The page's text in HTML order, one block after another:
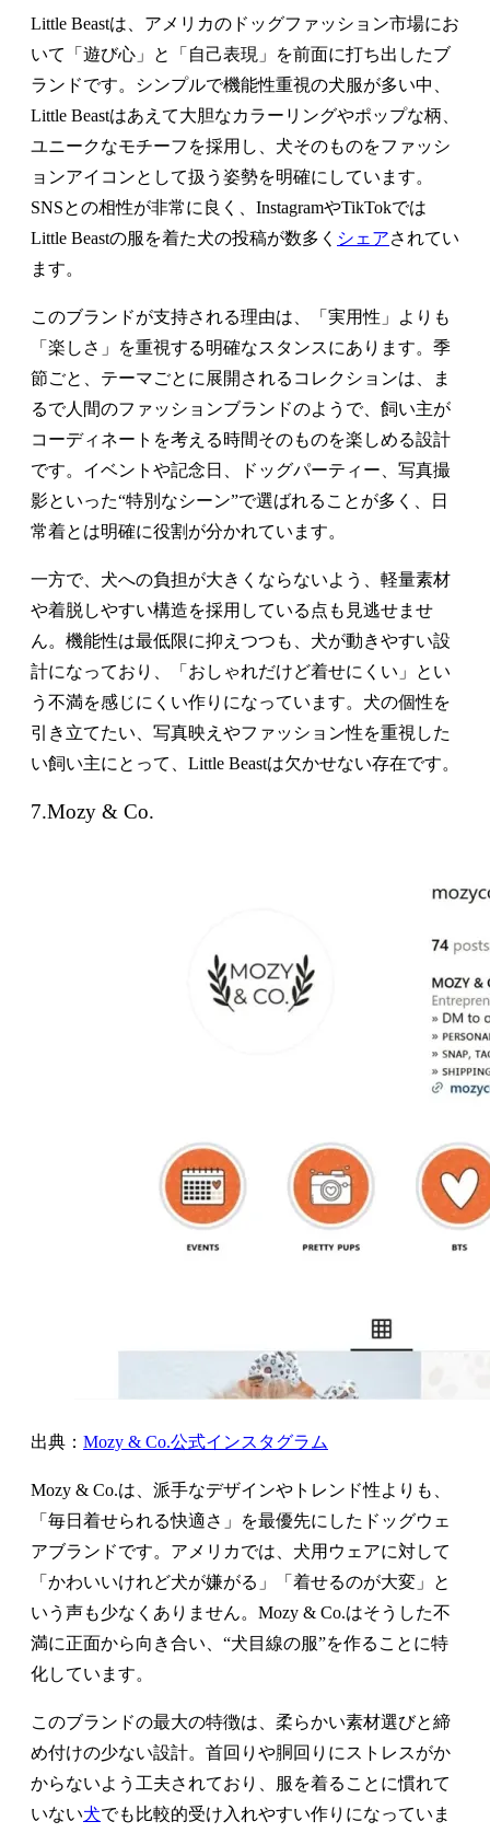
Little Beastは、アメリカのドッグファッション市場にお
いて「遊び心」と「自己表現」を前面に打ち出したブ
ランドです。シンプルで機能性重視の犬服が多い中、
Little Beastはあえて大胆なカラーリングやポップな柄、
ユニークなモチーフを採用し、犬そのものをファッシ
ョンアイコンとして扱う姿勢を明確にしています。
SNSとの相性が非常に良く、InstagramやTikTokでは
Little Beastの服を着た犬の投稿が数多く シェアされてい
ます。
このブランドが支持される理由は、「実用性」よりも
「楽しさ」を重視する明確なスタンスにあります。季
節ごと、テーマごとに展開されるコレクションは、ま
るで人間のファッションブランドのようで、飼い主が
コーディネートを考える時間そのものを楽しめる設計
です。イベントや記念日、ドッグパーティー、写真撮
影といった“特別なシーン”で選ばれることが多く、日
常着とは明確に役割が分かれています。
一方で、犬への負担が大きくならないよう、軽量素材
や着脱しやすい構造を採用している点も見逃せませ
ん。機能性は最低限に抑えつつも、犬が動きやすい設
計になっており、「おしゃれだけど着せにくい」とい
う不満を感じにくい作りになっています。犬の個性を
引き立てたい、写真映えやファッション性を重視した
い飼い主にとって、Little Beastは欠かせない存在です。
7.Mozy & Co.
出典： Mozy & Co.公式インスタグラム
Mozy & Co.は、派手なデザインやトレンド性よりも、
「毎日着せられる快適さ」を最優先にしたドッグウェ
アブランドです。アメリカでは、犬用ウェアに対して
「かわいいけれど犬が嫌がる」「着せるのが大変」と
いう声も少なくありません。Mozy & Co.はそうした不
満に正面から向き合い、“犬目線の服”を作ることに特
化しています。
このブランドの最大の特徴は、柔らかい素材選びと締
め付けの少ない設計。首回りや胴回りにストレスがか
からないよう工夫されており、服を着ることに慣れて
いない犬でも比較的受け入れやすい作りになっていま